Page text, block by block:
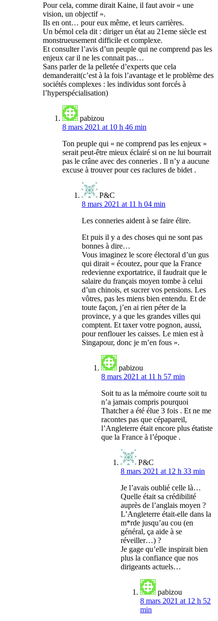
Pour cela, comme dirait Kaine, il faut avoir « une
vision, un objectif ».
Ils en ont… pour eux même, et leurs carrières.
Un bémol cela dit : diriger un état au 21eme siècle est
monstrueusement difficile et complexe.
Et consulter l’avis d’un peuple qui ne comprend pas les
enjeux car il ne les connait pas…
Sans parler de la pelletée d’experts que cela
demanderait(c’est à la fois l’avantage et le problème des
sociétés complexes : les individus sont forcés à
l’hyperspécialisation)
pabizou
8 mars 2021 at 10 h 46 min
Ton peuple qui « ne comprend pas les enjeux »
serait peut-être mieux éclairé si on ne lui bourrait
pas le crâne avec des conneries . Il n’y a aucune
excuse à trouver pour ces raclures de bidet .
P&C
8 mars 2021 at 11 h 04 min
Les conneries aident à se faire élire.
Et puis il y a des choses qui ne sont pas
bonnes à dire…
Vous imaginez le score électoral d’un gus
qui dirait « écoutez, pour que la France
redevienne exportatrice, il faudrait que le
salaire du français moyen tombe à celui
d’un chinois, et sucrer vos pensions. Les
vôtres, pas les miens bien entendu. Et de
toute façon, j’en ai rien péter de la
province, y a que les grandes villes qui
comptent. Et taxer votre pognon, aussi,
pour renflouer les caisses. Le mien est à
Singapour, donc je m’en fous ».
pabizou
8 mars 2021 at 11 h 57 min
Soit tu as la mémoire courte soit tu
n’a jamais compris pourquoi
Thatcher a été élue 3 fois . Et ne me
racontes pas que cépapareil,
l’Angleterre était encore plus étatiste
que la France à l’époque .
P&C
8 mars 2021 at 12 h 33 min
Je l’avais oublié celle là…
Quelle était sa crédibilité
auprès de l’anglais moyen ?
L’Angleterre était-elle dans la
m*rde jusqu’au cou (en
général, ça aide à se
réveiller…) ?
Je gage qu’elle inspirait bien
plus la confiance que nos
dirigeants actuels…
pabizou
8 mars 2021 at 12 h 52
min